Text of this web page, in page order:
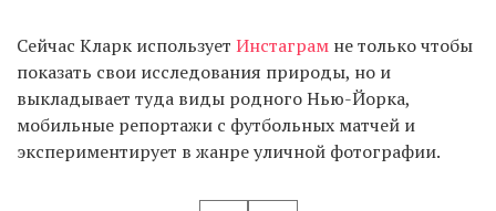
Сейчас Кларк использует Инстаграм не только чтобы
показать свои исследования природы, но и
выкладывает туда виды родного Нью-Йорка,
мобильные репортажи с футбольных матчей и
экспериментирует в жанре уличной фотографии.